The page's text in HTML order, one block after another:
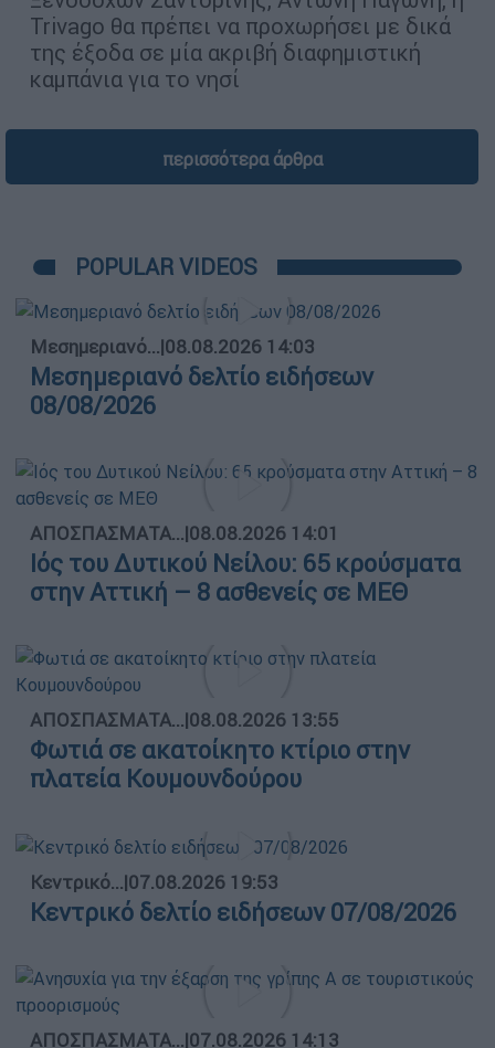
Trivago θα πρέπει να προχωρήσει με δικά
της έξοδα σε μία ακριβή διαφημιστική
καμπάνια για το νησί
περισσότερα άρθρα
POPULAR VIDEOS
Μεσημεριανό...|08.08.2026 14:03
Μεσημεριανό δελτίο ειδήσεων
08/08/2026
ΑΠΟΣΠΑΣΜΑΤΑ...|08.08.2026 14:01
Ιός του Δυτικού Νείλου: 65 κρούσματα
στην Αττική – 8 ασθενείς σε ΜΕΘ
ΑΠΟΣΠΑΣΜΑΤΑ...|08.08.2026 13:55
Φωτιά σε ακατοίκητο κτίριο στην
πλατεία Κουμουνδούρου
Κεντρικό...|07.08.2026 19:53
Κεντρικό δελτίο ειδήσεων 07/08/2026
ΑΠΟΣΠΑΣΜΑΤΑ...|07.08.2026 14:13